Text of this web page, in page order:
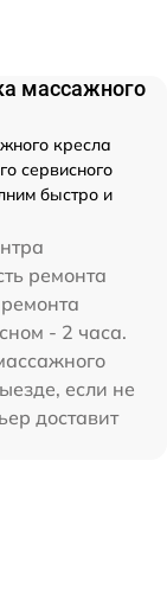
массажного
кресла
сервисного
быстро и
ремонта
- 2 часа.
если не
доставит